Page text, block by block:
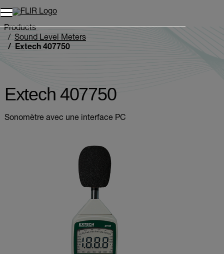
Unread messages
Modèle
Supprimer
articles
Ajouter au panier
Ajouté au panier
Products
Sound Level Meters
Extech 407750
Extech 407750
Sonomètre avec une interface PC